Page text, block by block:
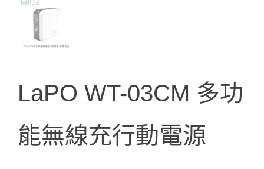
LaPO WT-03CM 多功
能無線充行動電源